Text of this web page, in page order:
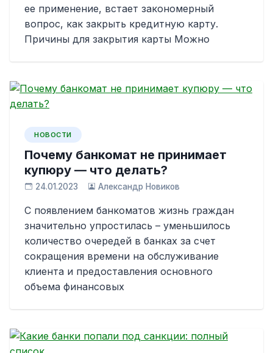
ее применение, встает закономерный
вопрос, как закрыть кредитную карту.
Причины для закрытия карты Можно
НОВОСТИ
Почему банкомат не принимает
купюру — что делать?
24.01.2023 Александр Новиков
С появлением банкоматов жизнь граждан
значительно упростилась – уменьшилось
количество очередей в банках за счет
сокращения времени на обслуживание
клиента и предоставления основного
объема финансовых